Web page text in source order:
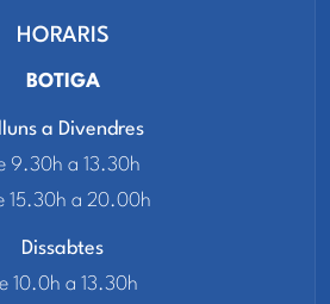
HORARIS
BOTIGA
a Divendres
9.30h a 13.30h
15.30h a 20.00h
Dissabtes
10.0h a 13.30h